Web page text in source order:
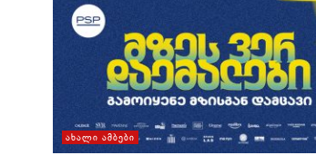
ᲐᲮᲐᲚᲘ ᲐᲛᲑᲔᲑᲘ